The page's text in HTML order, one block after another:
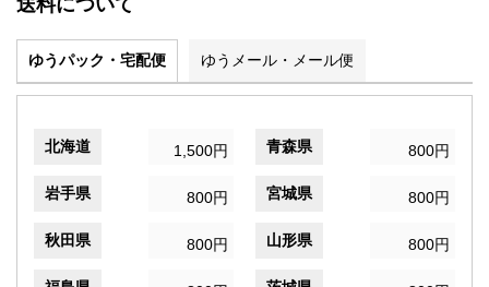
送料について
ゆうパック・宅配便 ゆうメール・メール便
北海道 1,500円 青森県 800円
岩手県 800円 宮城県 800円
秋田県 800円 山形県 800円